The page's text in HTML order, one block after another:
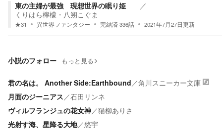
東の主婦が最強 現想世界の眠り姫 ／
くりはら檸檬・八朔こぐま
★31 異世界ファンタジー 完結済336話 2021年7月27日更新
小説のフォロー もっと見る
君の名は。 Another Side:Earthbound／角川スニーカー文庫
月面のジーニアス／石田リンネ
ヴィルフランジュの花女神／猫柳ありさ
光射す海、星降る大地／悠宇